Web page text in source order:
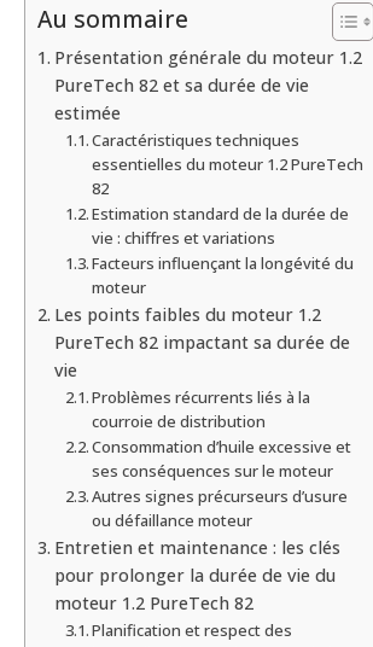
Au sommaire
Présentation générale du moteur 1.2
PureTech 82 et sa durée de vie
estimée
Caractéristiques techniques
essentielles du moteur 1.2 PureTech
82
Estimation standard de la durée de
vie : chiffres et variations
Facteurs influençant la longévité du
moteur
Les points faibles du moteur 1.2
PureTech 82 impactant sa durée de
vie
Problèmes récurrents liés à la
courroie de distribution
Consommation d’huile excessive et
ses conséquences sur le moteur
Autres signes précurseurs d’usure
ou défaillance moteur
Entretien et maintenance : les clés
pour prolonger la durée de vie du
moteur 1.2 PureTech 82
Planification et respect des